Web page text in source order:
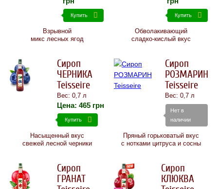
Купить
Взрывной
микс лесных ягод
Купить
Обволакивающий
сладко-кислый вкус
Сироп
ЧЕРНИКА
Teisseire
Вес: 0,7 л
Цена: 465грн
Купить
Насыщенный вкус
свежей лесной черники
Сироп
РОЗМАРИН
Teisseire
Вес: 0,7 л
Нет в
наличии
Пряный горьковатый вкус
с нотками цитруса и сосны
Сироп
ГРАНАТ
Сироп
КЛЮКВА